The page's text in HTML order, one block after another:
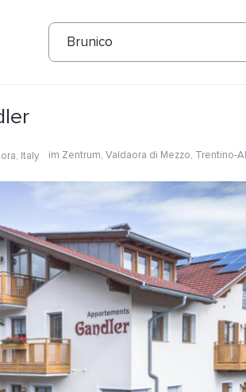
Brunico
Italy im Zentrum, Valdaora di Mezzo, Trentino-